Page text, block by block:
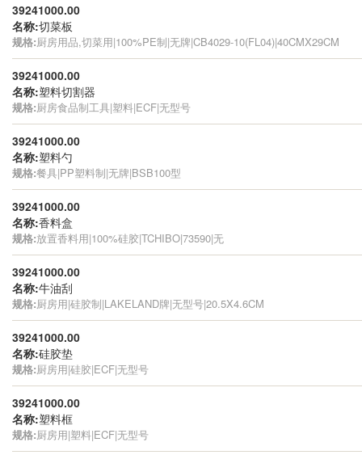
39241000.00
名称:切菜板
规格:厨房用品,切菜用|100%PE制|无牌|CB4029-10(FL04)|40CMX29CM
39241000.00
名称:塑料切割器
规格:厨房食品制工具|塑料|ECF|无型号
39241000.00
名称:塑料勺
规格:餐具|PP塑料制|无牌|BSB100型
39241000.00
名称:香料盒
规格:放置香料用|100%硅胶|TCHIBO|73590|无
39241000.00
名称:牛油刮
规格:厨房用|硅胶制|LAKELAND牌|无型号|20.5X4.6CM
39241000.00
名称:硅胶垫
规格:厨房用|硅胶|ECF|无型号
39241000.00
名称:塑料框
规格:厨房用|塑料|ECF|无型号